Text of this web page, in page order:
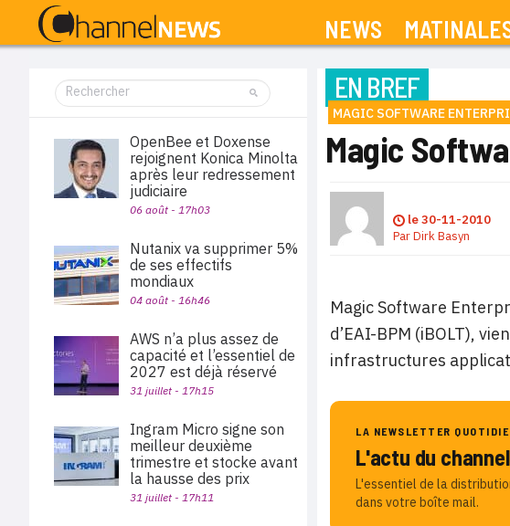
NEWS
EN BREF
MAGIC SOFTWARE
Magic
le30-11-2010
ParDirk Basyn
Magic Software
d’EAI-BPM (iBOLT),
infrastructures
LA NEWSLETTER
L'actu du
L'essentiel de la
dans votre boîte mail.
OpenBee et Doxense
rejoignent Konica Minolta
après leur redressement
judiciaire
06 août - 17h03
Nutanix va supprimer 5%
de ses effectifs
mondiaux
04 août - 16h46
AWS n’a plus assez de
capacité et l’essentiel de
2027 est déjà réservé
31 juillet - 17h15
Ingram Micro signe son
meilleur deuxième
trimestre et stocke avant
la hausse des prix
31 juillet - 17h11